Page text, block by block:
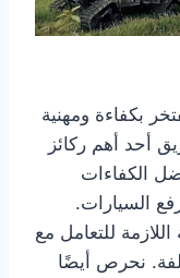
بكفاءة ومهنية
أحد أهم ركائز
الكفاءات
السيارات.
اللازمة للتعامل مع
نحرص أيضًا